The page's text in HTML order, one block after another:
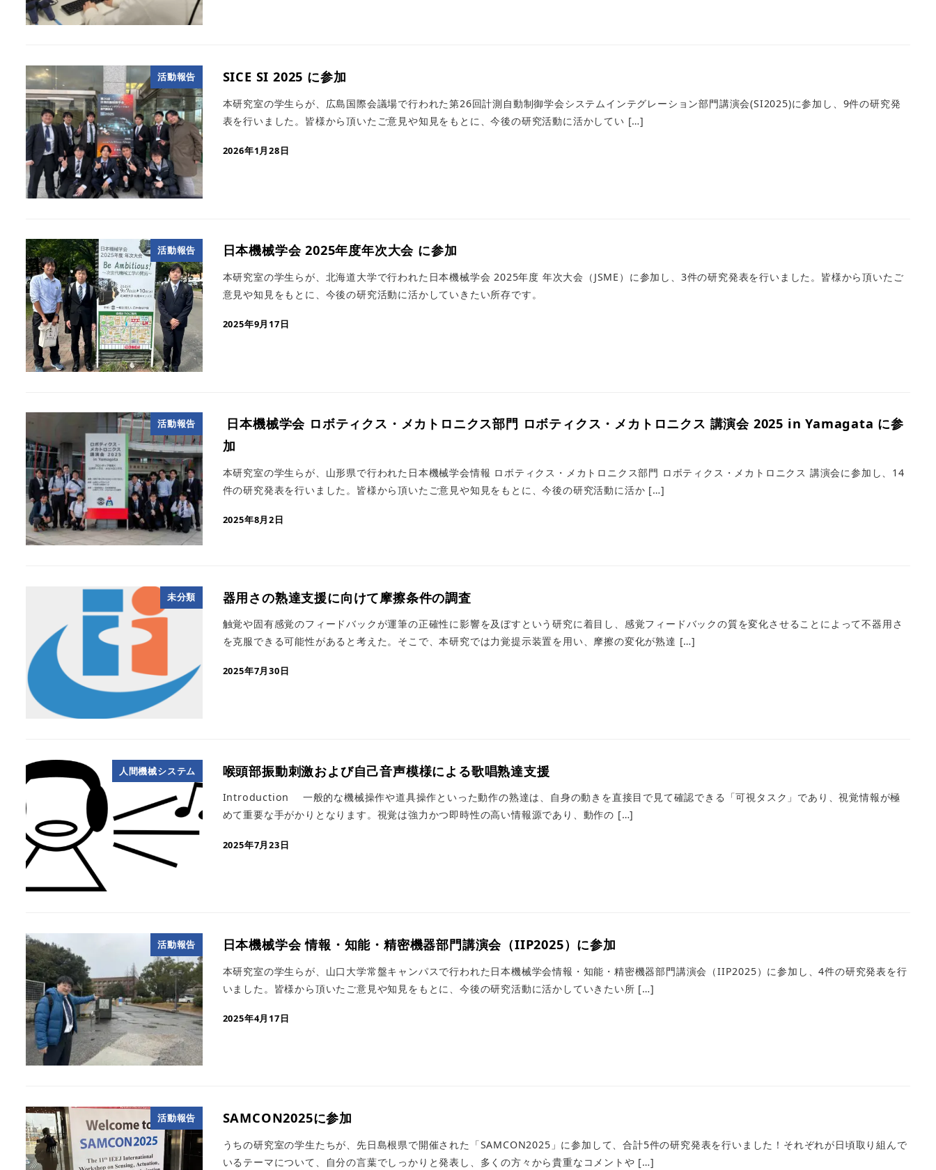
活動報告 SICE SI 2025 に参加
本研究室の学生らが、広島国際会議場で行われた第26回計測自動制御学会システムインテグレーション部門講演会(SI2025)に参加し、9件の研究発
表を行いました。皆様から頂いたご意見や知見をもとに、今後の研究活動に活かしてい […]
2026年1月28日
活動報告 日本機械学会 2025年度年次大会 に参加
本研究室の学生らが、北海道大学で行われた日本機械学会 2025年度 年次大会（JSME）に参加し、3件の研究発表を行いました。皆様から頂いたご
意見や知見をもとに、今後の研究活動に活かしていきたい所存です。
2025年9月17日
活動報告
日本機械学会 ロボティクス・メカトロニクス部門 ロボティクス・メカトロニクス 講演会 2025 in Yamagata に参
加
本研究室の学生らが、山形県で行われた日本機械学会情報 ロボティクス・メカトロニクス部門 ロボティクス・メカトロニクス 講演会に参加し、14
件の研究発表を行いました。皆様から頂いたご意見や知見をもとに、今後の研究活動に活か […]
2025年8月2日
未分類 器用さの熟達支援に向けて摩擦条件の調査
触覚や固有感覚のフィードバックが運筆の正確性に影響を及ぼすという研究に着目し、感覚フィードバックの質を変化させることによって不器用さ
を克服できる可能性があると考えた。そこで、本研究では力覚提示装置を用い、摩擦の変化が熟達 […]
2025年7月30日
人間機械システム 喉頭部振動刺激および自己音声模様による歌唱熟達支援
Introduction 一般的な機械操作や道具操作といった動作の熟達は、自身の動きを直接目で見て確認できる「可視タスク」であり、視覚情報が極
めて重要な手がかりとなります。視覚は強力かつ即時性の高い情報源であり、動作の […]
2025年7月23日
活動報告 日本機械学会 情報・知能・精密機器部門講演会（IIP2025）に参加
本研究室の学生らが、山口大学常盤キャンパスで行われた日本機械学会情報・知能・精密機器部門講演会（IIP2025）に参加し、4件の研究発表を行
いました。皆様から頂いたご意見や知見をもとに、今後の研究活動に活かしていきたい所 […]
2025年4月17日
活動報告 SAMCON2025に参加
うちの研究室の学生たちが、先日島根県で開催された「SAMCON2025」に参加して、合計5件の研究発表を行いました！それぞれが日頃取り組んで
いるテーマについて、自分の言葉でしっかりと発表し、多くの方々から貴重なコメントや […]